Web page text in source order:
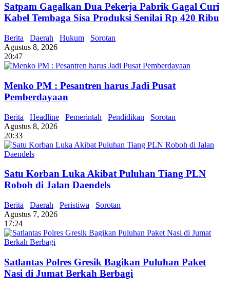
Satpam Gagalkan Dua Pekerja Pabrik Gagal Curi
Kabel Tembaga Sisa Produksi Senilai Rp 420 Ribu
Berita Daerah Hukum
Sorotan
Agustus 8, 2026
20:47
Menko PM : Pesantren harus Jadi Pusat
Pemberdayaan
Berita Headline Pemerintah Pendidikan
Sorotan
Agustus 8, 2026
20:33
Satu Korban Luka Akibat Puluhan Tiang PLN
Roboh di Jalan Daendels
Berita Daerah Peristiwa
Sorotan
Agustus 7, 2026
17:24
Satlantas Polres Gresik Bagikan Puluhan Paket
Nasi di Jumat Berkah Berbagi